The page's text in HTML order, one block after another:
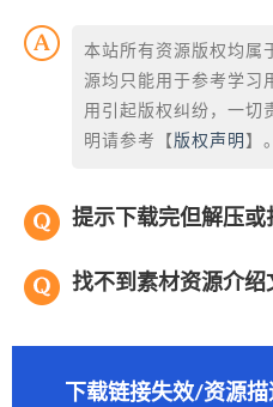
本站所有资源版权均属
源均只能用于参考学习
用引起版权纠纷，一切
明请参考【 版权声明 】。
提示下载完但解压或
找不到素材资源介绍
下载链接失效/资源